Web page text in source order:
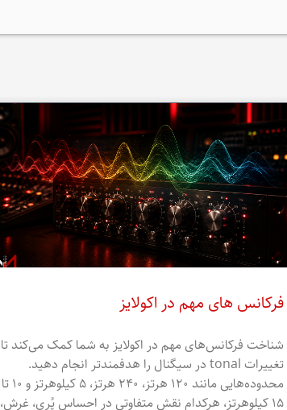
فرکانس های مهم در اکولایز
شناخت فرکانس‌های مهم در اکولایز به شما کمک می‌کند تا
تغییرات tonal در سیگنال را هدفمندتر انجام دهید.
محدوده‌هایی مانند ۱۲۰ هرتز، ۲۴۰ هرتز، ۵ کیلوهرتز و ۱۰ تا
۱۵ کیلوهرتز، هرکدام نقش متفاوتی در احساس پُری، غرش،